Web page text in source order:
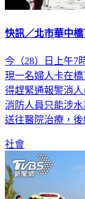
快訊／北市華中
今（28）日上午7
現一名婦人卡在
得趕緊通報警消
消防人員只能涉
送往醫院治療，
社會